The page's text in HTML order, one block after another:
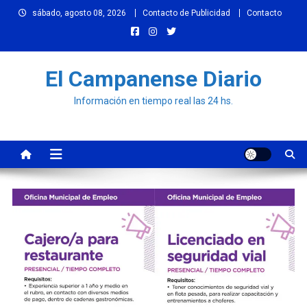
sábado, agosto 08, 2026 Contacto de Publicidad Contacto
El Campanense Diario
Información en tiempo real las 24 hs.